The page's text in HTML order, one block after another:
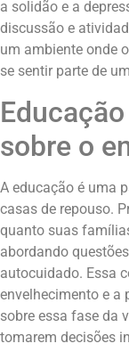
a solidão e a
discussão e
um ambiente onde
se sentir parte de
sobre o
A educação é uma
casas de repouso.
quanto suas
abordando
autocuidado. Essa
envelhecimento e a
sobre essa fase da
tomarem decisões